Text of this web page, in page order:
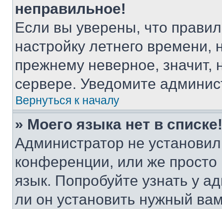
неправильное!
Если вы уверены, что
настройку летнего
прежнему неверное, значит,
сервере. Уведомите
Вернуться к началу
» Моего языка нет в списке!
Администратор не
конференции, или же
язык. Попробуйте узнать у
ли он установить нужный